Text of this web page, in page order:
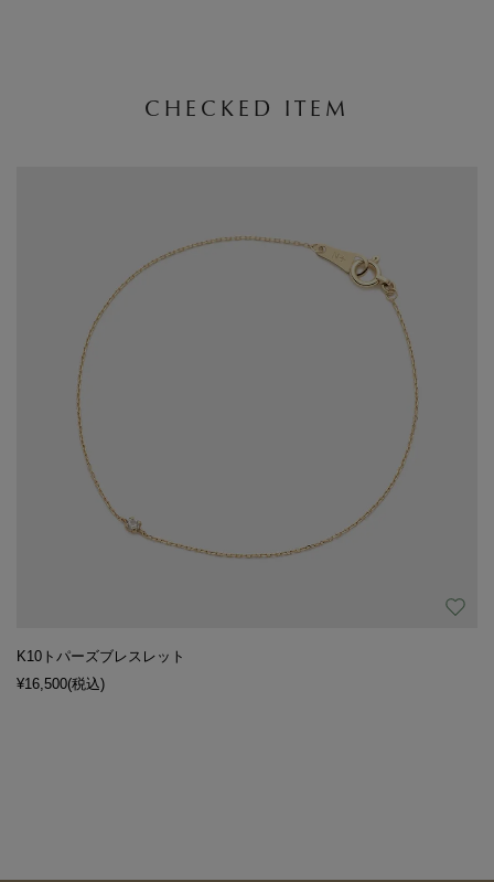
CHECKED ITEM
K10トパーズブレスレット
¥16,500(税込)